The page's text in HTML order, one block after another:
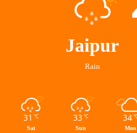
Jaipur
Rain
31 ℃
Sat
33 ℃
Sun
34
Mon